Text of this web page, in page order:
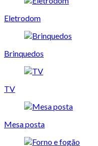
Eletrodom
Brinquedos
TV
Mesa posta